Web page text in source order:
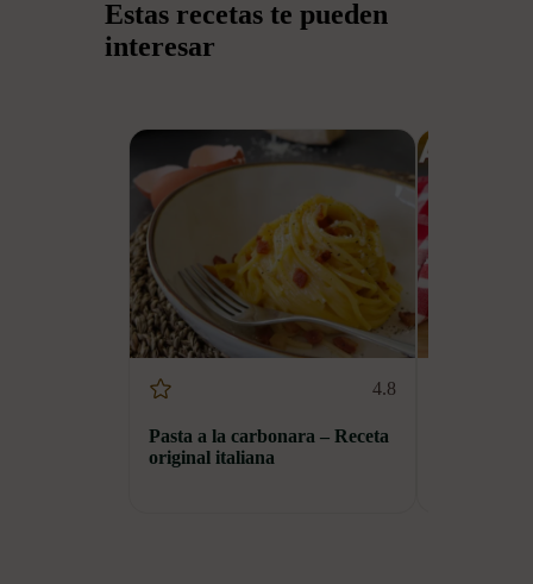
Estas recetas te pueden
interesar
4.8
Pasta a la carbonara – Receta
original italiana